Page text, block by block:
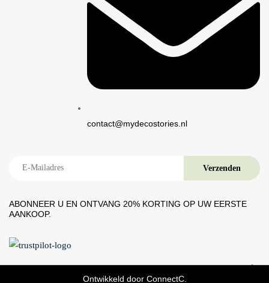
contact@mydecostories.nl
ABONNEER U EN ONTVANG 20% ​​KORTING OP UW EERSTE
AANKOOP.
Ontwikkeld door ConnectC.